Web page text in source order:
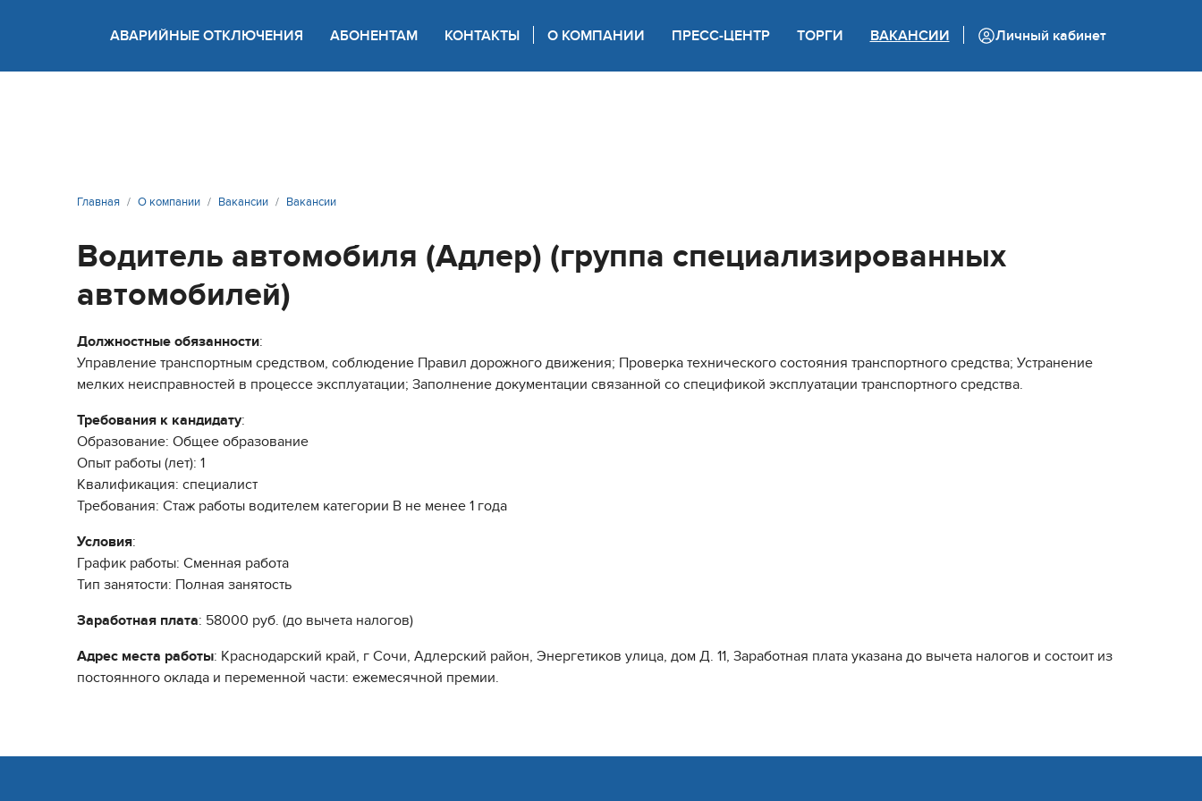
Версия для слабовидящих +7 (862) 444 05 05
АВАРИЙНЫЕ ОТКЛЮЧЕНИЯ АБОНЕНТАМ КОНТАКТЫ О КОМПАНИИ ПРЕСС-ЦЕНТР ТОРГИ ВАКАНСИИ Личный кабинет
Главная О компании Вакансии Вакансии
Водитель автомобиля (Адлер) (группа специализированных
автомобилей)
Должностные обязанности:
Управление транспортным средством, соблюдение Правил дорожного движения; Проверка технического состояния транспортного средства; Устранение
мелких неисправностей в процессе эксплуатации; Заполнение документации связанной со спецификой эксплуатации транспортного средства.
Требования к кандидату:
Образование: Общее образование
Опыт работы (лет): 1
Квалификация: специалист
Требования: Стаж работы водителем категории В не менее 1 года
Условия:
График работы: Сменная работа
Тип занятости: Полная занятость
Заработная плата: 58000 руб. (до вычета налогов)
Адрес места работы: Краснодарский край, г Сочи, Адлерский район, Энергетиков улица, дом Д. 11, Заработная плата указана до вычета налогов и состоит из
постоянного оклада и переменной части: ежемесячной премии.